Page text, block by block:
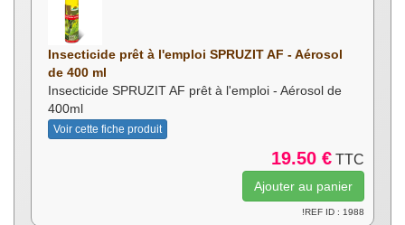
Insecticide prêt à l'emploi SPRUZIT AF - Aérosol
de 400 ml
Insecticide SPRUZIT AF prêt à l'emploi - Aérosol de
400ml
Voir cette fiche produit
19.50 € TTC
!REF ID : 1988